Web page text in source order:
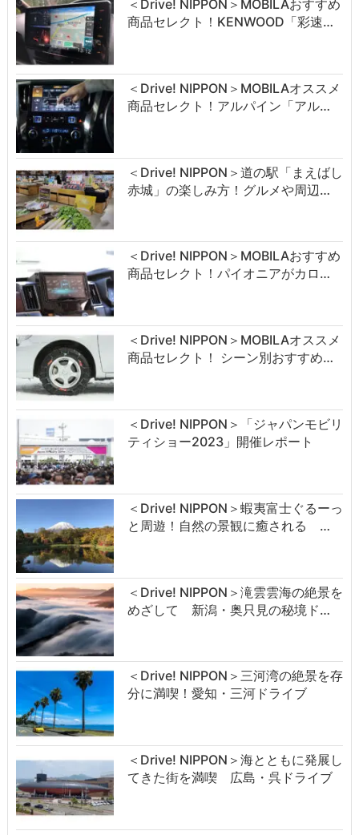
＜Drive! NIPPON＞MOBILAおすすめ
商品セレクト！KENWOOD「彩速…
＜Drive! NIPPON＞MOBILAオススメ
商品セレクト！アルパイン「アル…
＜Drive! NIPPON＞道の駅「まえばし
赤城」の楽しみ方！グルメや周辺…
＜Drive! NIPPON＞MOBILAおすすめ
商品セレクト！パイオニアがカロ…
＜Drive! NIPPON＞MOBILAオススメ
商品セレクト！ シーン別おすすめ…
＜Drive! NIPPON＞「ジャパンモビリ
ティショー2023」開催レポート
＜Drive! NIPPON＞蝦夷富士ぐるーっ
と周遊！自然の景観に癒される …
＜Drive! NIPPON＞滝雲雲海の絶景を
めざして 新潟・奥只見の秘境ド…
＜Drive! NIPPON＞三河湾の絶景を存
分に満喫！愛知・三河ドライブ
＜Drive! NIPPON＞海とともに発展し
てきた街を満喫 広島・呉ドライブ